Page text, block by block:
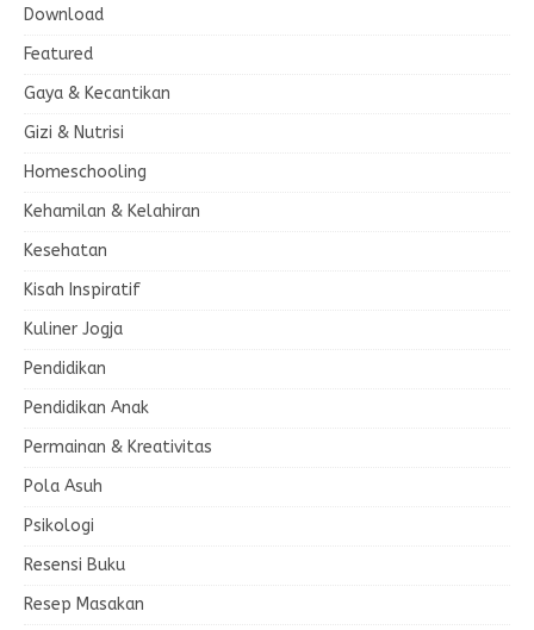
Download
Featured
Gaya & Kecantikan
Gizi & Nutrisi
Homeschooling
Kehamilan & Kelahiran
Kesehatan
Kisah Inspiratif
Kuliner Jogja
Pendidikan
Pendidikan Anak
Permainan & Kreativitas
Pola Asuh
Psikologi
Resensi Buku
Resep Masakan